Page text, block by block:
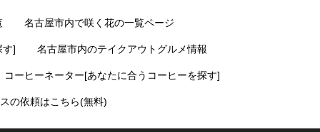
名古屋市内で咲く花の一覧ページ
す] 名古屋市内のテイクアウトグルメ情報
コーヒーネーター[あなたに合うコーヒーを探す]
の依頼はこちら(無料)